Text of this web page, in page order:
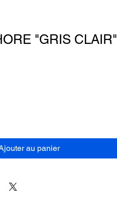
"GRIS CLAIR"
au panier